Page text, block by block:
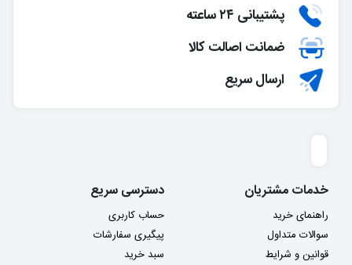
پشتیبانی ۲۴ ساعته
ضمانت اصالت کالا
ارسال سریع
خدمات مشتریان
راهنمای خرید
سوالات متداول
قوانین و شرایط
دسترسی سریع
حساب کاربری
پیگیری سفارشات
سبد خرید